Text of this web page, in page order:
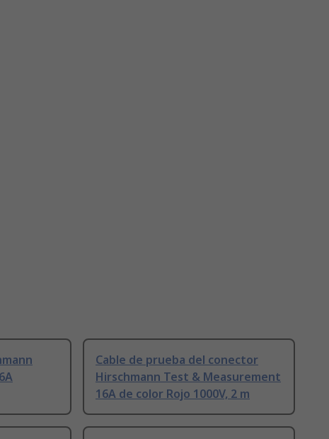
Cable de prueba del conector
Hirschmann Test & Measurement
16A de color Rojo 1000V, 2 m